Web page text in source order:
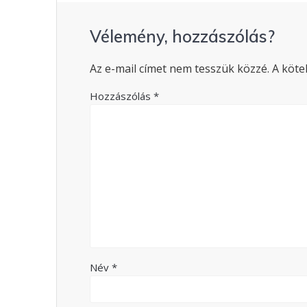
Vélemény, hozzászólás?
Az e-mail címet nem tesszük közzé. A
Hozzászólás*
Név*